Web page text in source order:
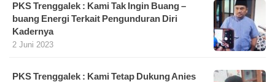
PKS Trenggalek : Kami Tak Ingin Buang –
buang Energi Terkait Pengunduran Diri
Kadernya
2 Juni 2023
PKS Trenggalek : Kami Tetap Dukung Anies